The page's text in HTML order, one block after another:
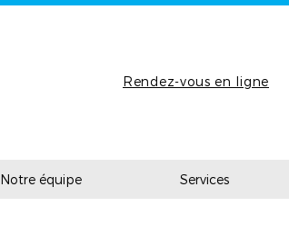
Rendez-vous en ligne
Notre équipe Services